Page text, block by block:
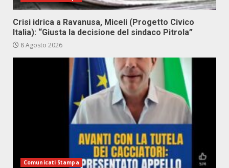
Crisi idrica a Ravanusa, Miceli (Progetto Civico
Italia): “Giusta la decisione del sindaco Pitrola”
8 Agosto 2026
Comunicati Stampa